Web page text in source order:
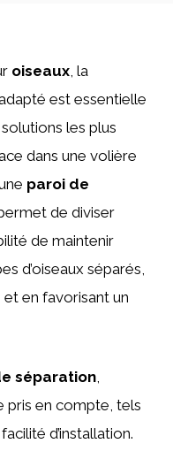
oiseaux, la
est essentielle
les plus
dans une volière
paroi de
de diviser
de maintenir
d’oiseaux séparés,
en favorisant un
séparation
pris en compte, tels
d’installation.